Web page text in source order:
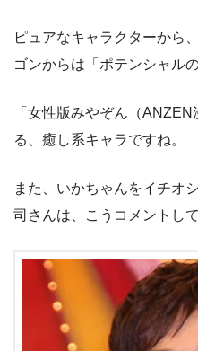
ピュアなキャラクターから
ゴンからは「ポテンシャル
「女性版みやぞん（
る、癒し系キャラですね。
また、いかちゃんをイチオ
司さんは、こうコメントして